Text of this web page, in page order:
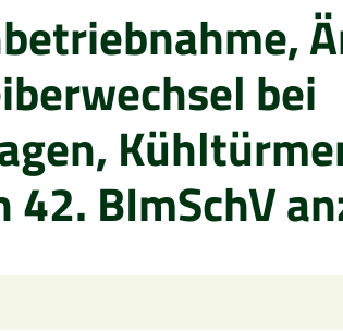
bei
BImSchV